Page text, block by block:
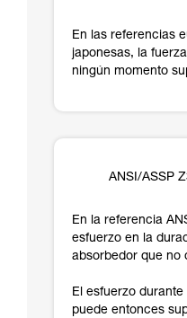
En las referencias
japonesas, la
ningún momento
ANSI/ASSP
En la referencia
esfuerzo en la
absorbedor que no
El esfuerzo
puede entonces